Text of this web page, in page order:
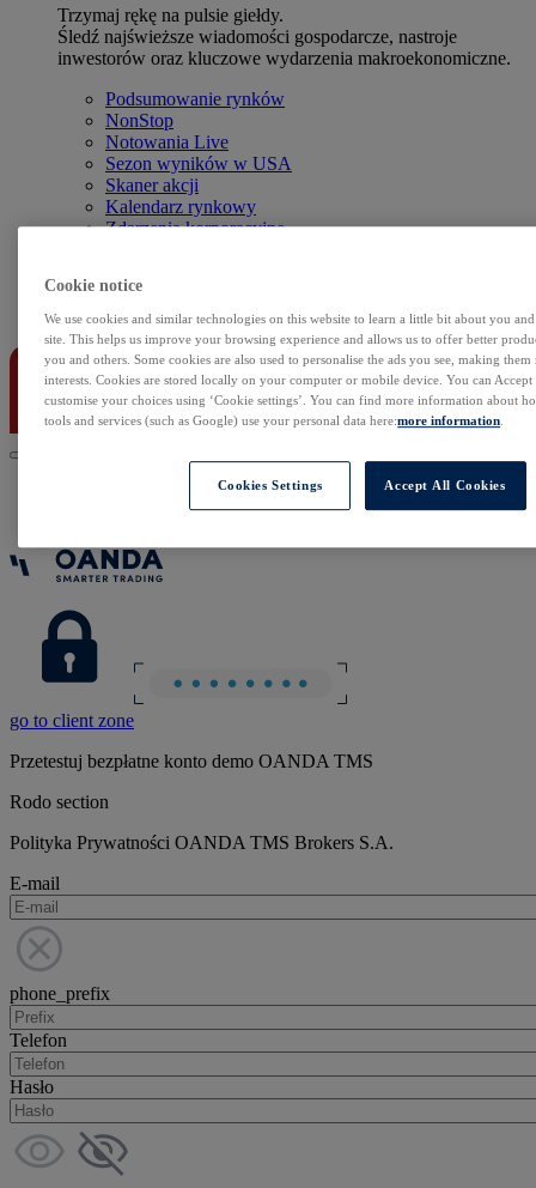
Trzymaj rękę na pulsie giełdy.
Śledź najświeższe wiadomości gospodarcze, nastroje
inwestorów oraz kluczowe wydarzenia makroekonomiczne.
Podsumowanie rynków
NonStop
Notowania Live
Sezon wyników w USA
Skaner akcji
Kalendarz rynkowy
Zdarzenia korporacyjne
Kontakt
go to client zone
Przetestuj bezpłatne konto demo OANDA TMS
Rodo section
Polityka Prywatności OANDA TMS Brokers S.A.
E-mail
phone_prefix
Telefon
Hasło
Cookie notice
We use cookies and similar technologies on this website to learn a little bit about you
site. This helps us improve your browsing experience and allows us to offer better
you and others. Some cookies are also used to personalise the ads you see, making
interests. Cookies are stored locally on your computer or mobile device. You can
customise your choices using ‘Cookie settings’. You can find more information about
tools and services (such as Google) use your personal data here:more information
Cookies Settings Accept All Cookies